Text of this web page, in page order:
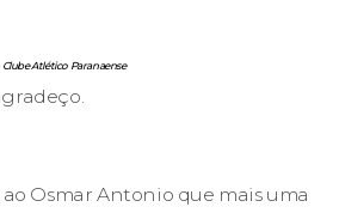
Atlético Paranaense
Osmar Antonio que mais uma